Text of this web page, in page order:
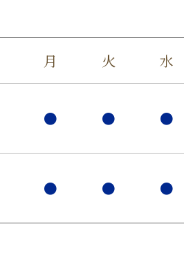
月 火 水
● ● ●
● ● ●